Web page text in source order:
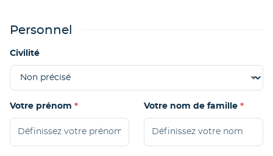
Personnel
Civilité
Votre prénom Votre nom de famille